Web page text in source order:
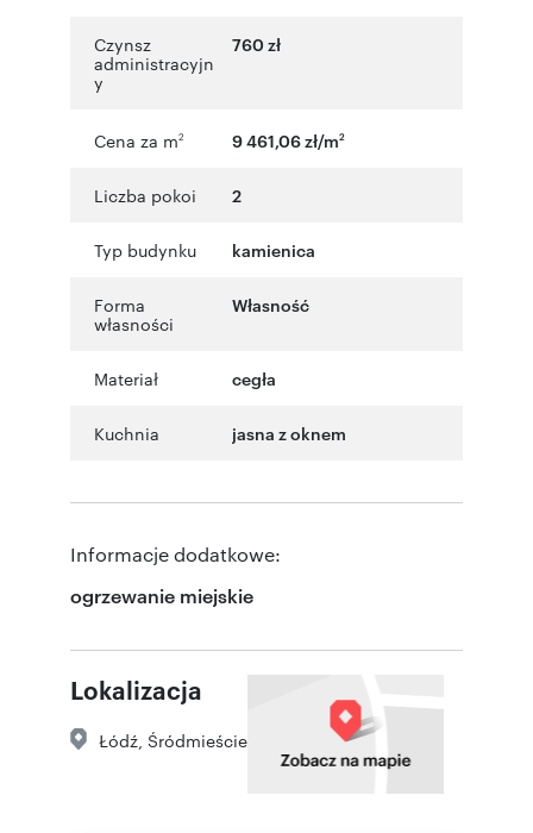
Czynsz
administracyjn
y
760 zł
Cena za m2 9 461,06 zł/m2
Liczba pokoi 2
Typ budynku kamienica
Forma
własności
Własność
Materiał cegła
Kuchnia jasna z oknem
Informacje dodatkowe:
ogrzewanie miejskie
Lokalizacja
Łódź Śródmieście